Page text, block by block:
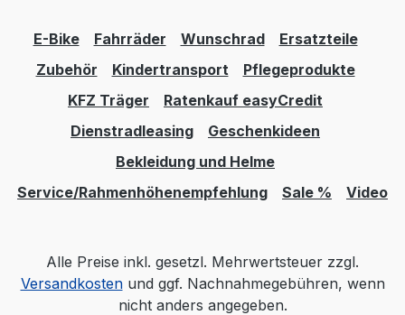
E-Bike Fahrräder Wunschrad
Ersatzteile
Zubehör
Kindertransport
Pflegeprodukte
KFZ Träger
Ratenkauf easyCredit
Dienstradleasing
Geschenkideen
Bekleidung und Helme
Service/Rahmenhöhenempfehlung
Sale % Video
Alle Preise inkl. gesetzl. Mehrwertsteuer zzgl.
Versandkostenund ggf. Nachnahmegebühren, wenn
nicht anders angegeben.